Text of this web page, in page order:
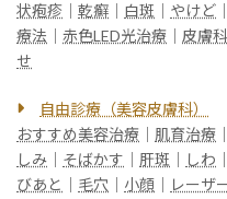
状疱疹
乾癬 白斑 やけど
療法
赤色LED光治療 皮膚
せ
自由診療（美容皮膚科）
おすすめ美容治療
肌育治療
しみ
そばかす 肝斑 しわ
びあと
毛穴 小顔 レーザ